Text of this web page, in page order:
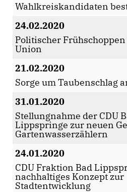
Wahlkreiskandidaten
24.02.2020
Politischer
Union
21.02.2020
Sorge um Taubenschlag
31.01.2020
Stellungnahme der CDU
Lippspringe zur neuen
Gartenwasserzählern
24.01.2020
CDU Fraktion Bad
nachhaltiges Konzept zur
Stadtentwicklung